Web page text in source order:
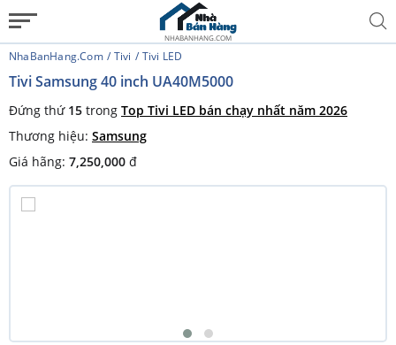
NHABANHANG.COM
NhaBanHang.com Tivi Tivi LED
Tivi Samsung 40 inch UA40M5000
Đứng thứ 15 trong Top Tivi LED bán chạy nhất năm 2026
Thương hiệu: Samsung
Giá hãng: 7,250,000 đ